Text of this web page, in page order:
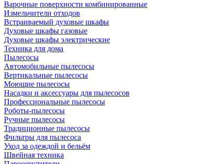
Варочные поверхности комбинированные
Измельчители отходов
Встраиваемый духовые шкафы
Духовые шкафы газовые
Духовые шкафы электрические
Техника для дома
Пылесосы
Автомобильные пылесосы
Вертикальные пылесосы
Моющие пылесосы
Насадки и аксессуары для пылесосов
Профессиональные пылесосы
Роботы-пылесосы
Ручные пылесосы
Традиционные пылесосы
Фильтры для пылесоса
Уход за одеждой и бельём
Швейная техника